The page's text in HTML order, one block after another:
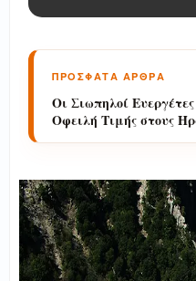
ΠΡΟΣΦΑΤΑ ΑΡΘΡΑ
Οι Σιωπηλοί
Οφειλή Τιμής στους